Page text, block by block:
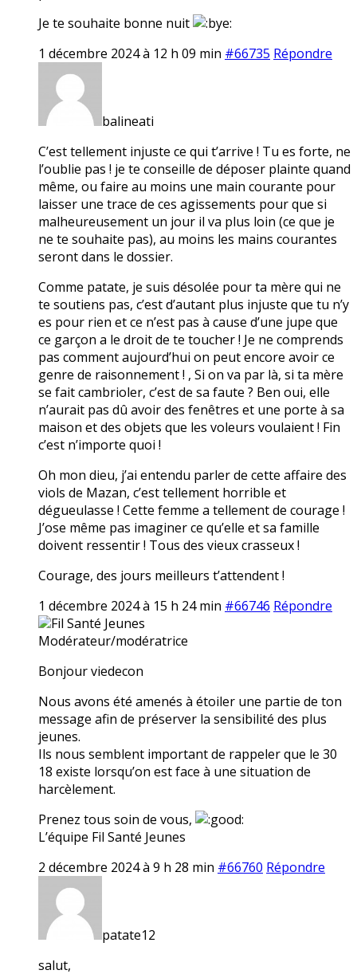
Je te souhaite bonne nuit
1 décembre 2024 à 12 h 09 min #66735 Répondre
balineati
C’est tellement injuste ce qui t’arrive ! Tu es forte, ne
l’oublie pas ! je te conseille de déposer plainte quand
même, ou faire au moins une main courante pour
laisser une trace de ces agissements pour que si
malheureusement un jour il va plus loin (ce que je
ne te souhaite pas), au moins les mains courantes
seront dans le dossier.
Comme patate, je suis désolée pour ta mère qui ne
te soutiens pas, c’est d’autant plus injuste que tu n’y
es pour rien et ce n’est pas à cause d’une jupe que
ce garçon a le droit de te toucher ! Je ne comprends
pas comment aujourd’hui on peut encore avoir ce
genre de raisonnement ! , Si on va par là, si ta mère
se fait cambrioler, c’est de sa faute ? Ben oui, elle
n’aurait pas dû avoir des fenêtres et une porte à sa
maison et des objets que les voleurs voulaient ! Fin
c’est n’importe quoi !
Oh mon dieu, j’ai entendu parler de cette affaire des
viols de Mazan, c’est tellement horrible et
dégueulasse ! Cette femme a tellement de courage !
J’ose même pas imaginer ce qu’elle et sa famille
doivent ressentir ! Tous des vieux crasseux !
Courage, des jours meilleurs t’attendent !
1 décembre 2024 à 15 h 24 min #66746 Répondre
Fil Santé Jeunes
Modérateur/modératrice
Bonjour viedecon
Nous avons été amenés à étoiler une partie de ton
message afin de préserver la sensibilité des plus
jeunes.
Ils nous semblent important de rappeler que le 30
18 existe lorsqu’on est face à une situation de
harcèlement.
Prenez tous soin de vous,
L’équipe Fil Santé Jeunes
2 décembre 2024 à 9 h 28 min #66760 Répondre
patate12
salut,